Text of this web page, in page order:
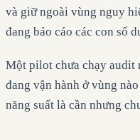
và giữ ngoài vùng nguy
đang báo cáo các con số
Một pilot chưa chạy audit
đang vận hành ở vùng
năng suất là cần nhưng